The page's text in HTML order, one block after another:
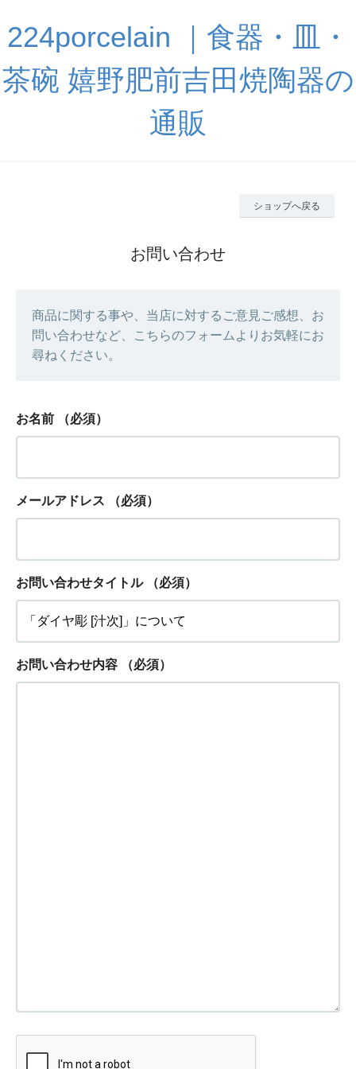
224porcelain ｜食器・皿・
茶碗 嬉野肥前吉田焼陶器の
通販
ショップへ戻る
お問い合わせ
商品に関する事や、当店に対するご意見ご感想、お
問い合わせなど、こちらのフォームよりお気軽にお
尋ねください。
お名前 （必須）
メールアドレス （必須）
お問い合わせタイトル （必須）
お問い合わせ内容 （必須）